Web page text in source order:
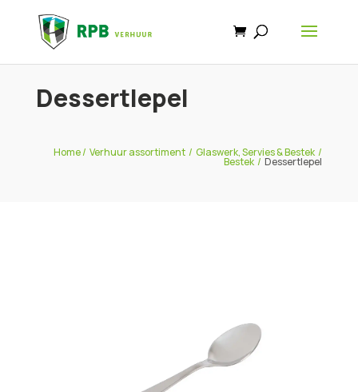
Dessertlepel
Home/Verhuur assortiment /Glaswerk, Servies & Bestek /
Bestek / Dessertlepel